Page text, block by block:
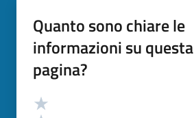
Quanto sono chiare le
informazioni su questa
pagina?
Valutazione